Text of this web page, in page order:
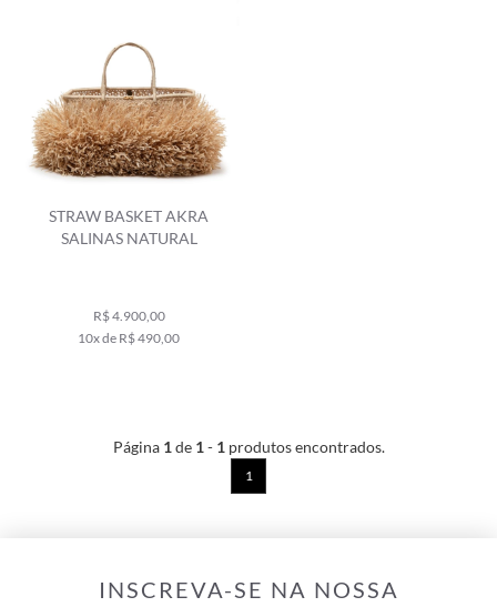
STRAW BASKET AKRA
SALINAS NATURAL
R$ 4.900,00
10x de R$ 490,00
Página 1de 1- 1produtos encontrados.
1
INSCREVA-SE NA NOSSA